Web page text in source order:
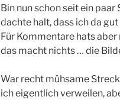
Bin nun schon seit ein paar
dachte halt, dass ich da
Für Kommentare hats
das macht nichts … die
War recht mühsame
ich eigentlich verweilen,